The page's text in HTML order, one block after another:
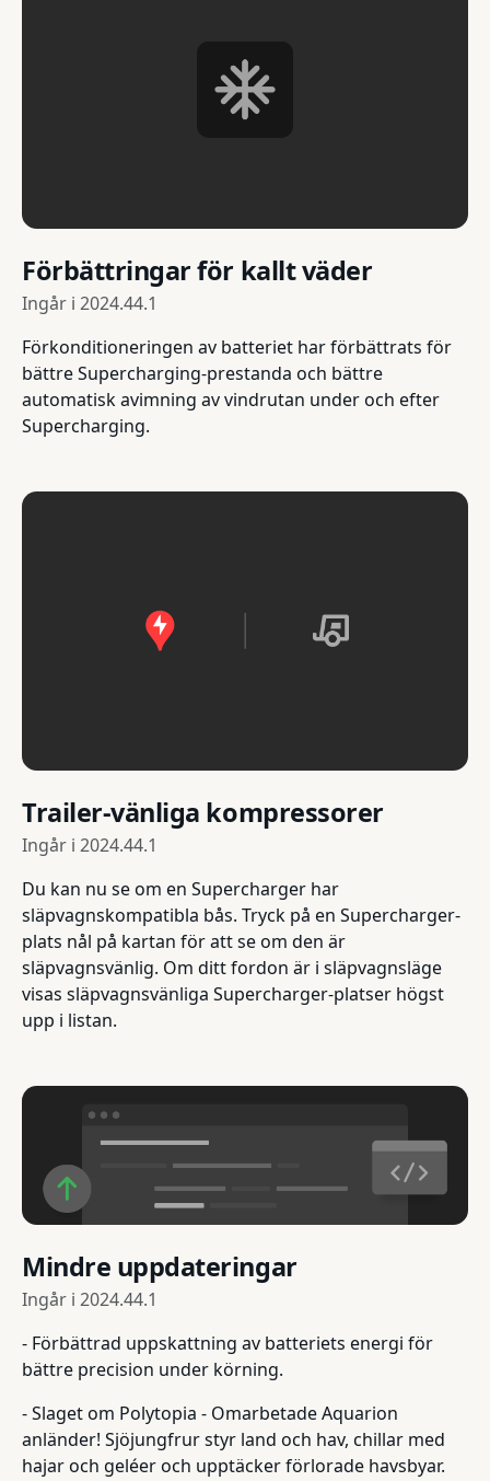
Förbättringar för kallt väder
Ingår i 2024.44.1
Förkonditioneringen av batteriet har förbättrats för
bättre Supercharging-prestanda och bättre
automatisk avimning av vindrutan under och efter
Supercharging.
Trailer-vänliga kompressorer
Ingår i 2024.44.1
Du kan nu se om en Supercharger har
släpvagnskompatibla bås. Tryck på en Supercharger-
plats nål på kartan för att se om den är
släpvagnsvänlig. Om ditt fordon är i släpvagnsläge
visas släpvagnsvänliga Supercharger-platser högst
upp i listan.
Mindre uppdateringar
Ingår i 2024.44.1
- Förbättrad uppskattning av batteriets energi för
bättre precision under körning.
- Slaget om Polytopia - Omarbetade Aquarion
anländer! Sjöjungfrur styr land och hav, chillar med
hajar och geléer och upptäcker förlorade havsbyar.